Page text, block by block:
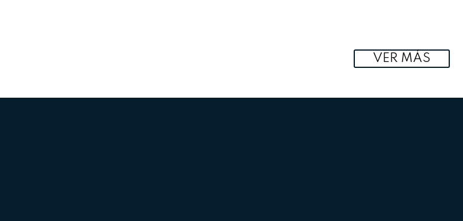
VER MÁS